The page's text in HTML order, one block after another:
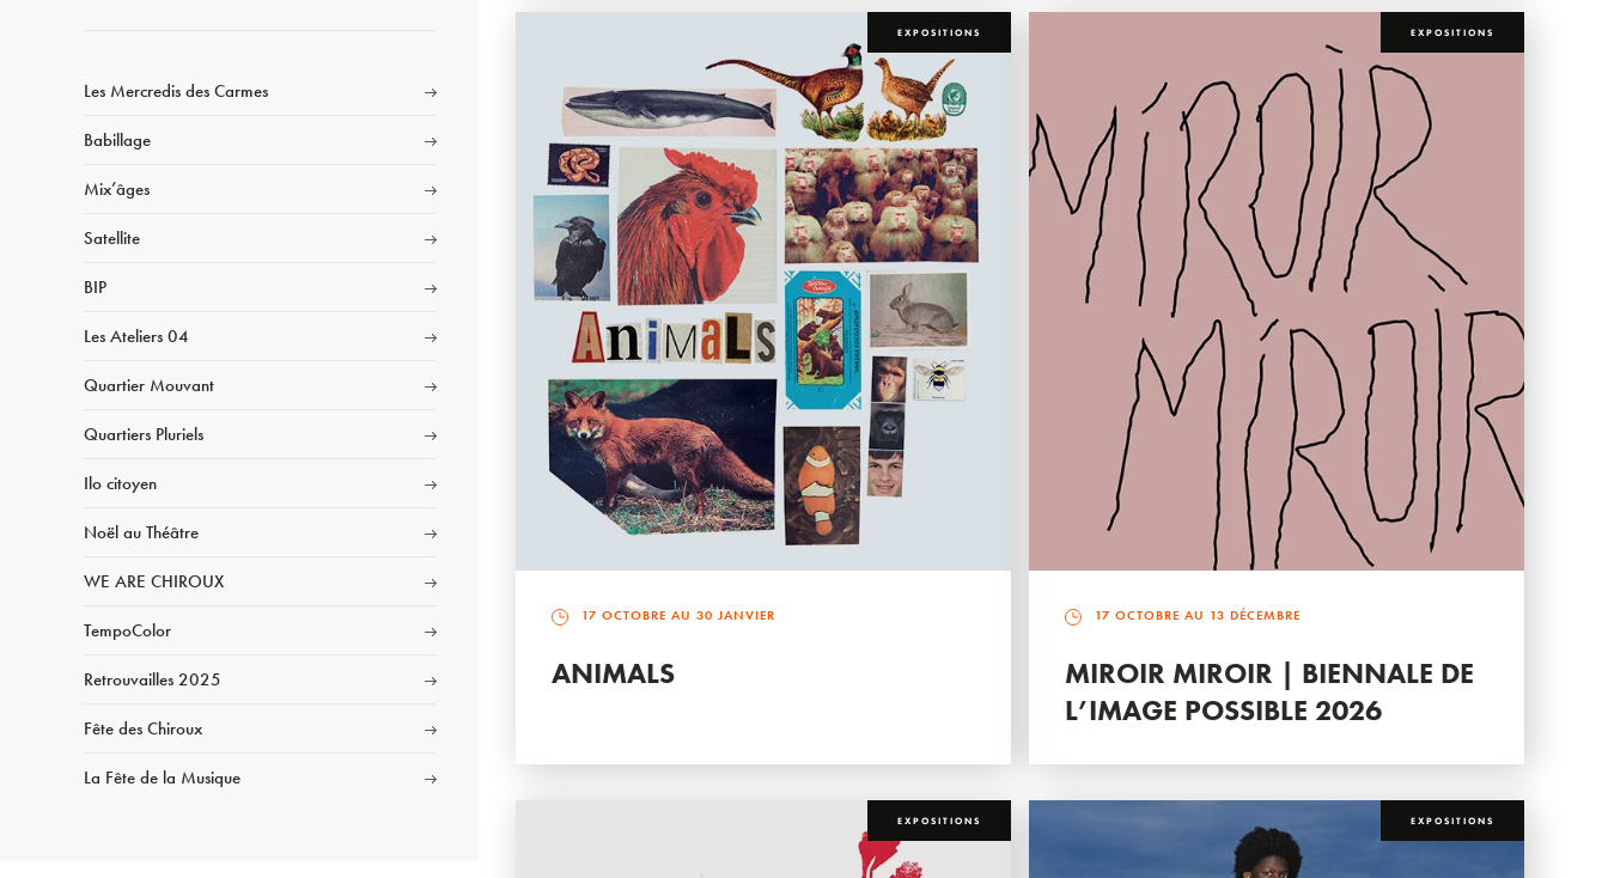
Les Mercredis des Carmes
Babillage
Mix’âges
Satellite
BIP
Les Ateliers 04
Quartier Mouvant
Quartiers Pluriels
Ilo citoyen
Noël au Théâtre
WE ARE CHIROUX
TempoColor
Retrouvailles 2025
Fête des Chiroux
La Fête de la Musique
EXPOSITIONS
17 OCTOBRE AU 30 JANVIER
ANIMALS
EXPOSITIONS
17 OCTOBRE AU 13 DÉCEMBRE
MIROIR MIROIR | BIENNALE DE
L’IMAGE POSSIBLE 2026
EXPOSITIONS EXPOSITIONS